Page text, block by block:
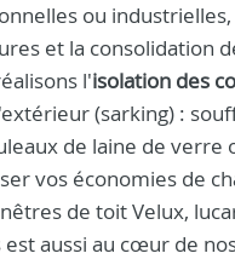
ou industrielles,
et la consolidation
l'isolation des
(sarking) :
de laine de verre
vos économies de
de toit Velux,
aussi au cœur de